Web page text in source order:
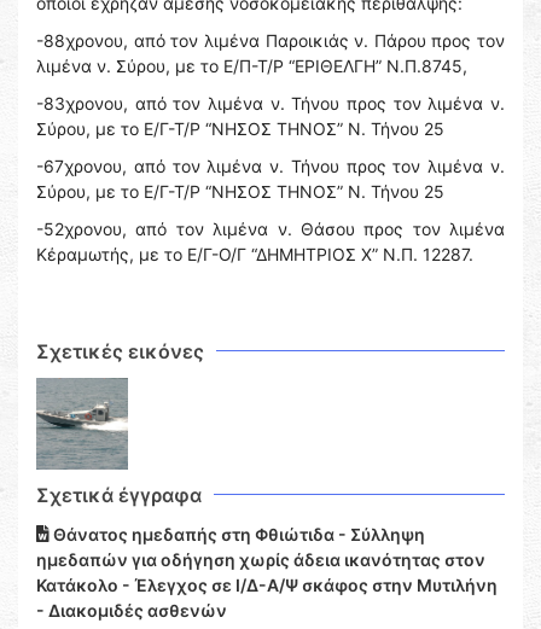
-88χρονου, από τον λιμένα Παροικιάς ν. Πάρου προς τον
λιμένα ν. Σύρου, με το Ε/Π-Τ/Ρ “ΕΡΙΘΕΛΓΗ” Ν.Π.8745,
-83χρονου, από τον λιμένα ν. Τήνου προς τον λιμένα ν.
Σύρου, με το Ε/Γ-Τ/Ρ “ΝΗΣΟΣ ΤΗΝΟΣ” Ν. Τήνου 25
-67χρονου, από τον λιμένα ν. Τήνου προς τον λιμένα ν.
Σύρου, με το Ε/Γ-Τ/Ρ “ΝΗΣΟΣ ΤΗΝΟΣ” Ν. Τήνου 25
-52χρονου, από τον λιμένα ν. Θάσου προς τον λιμένα
Κέραμωτής, με το Ε/Γ-Ο/Γ “ΔΗΜΗΤΡΙΟΣ Χ” Ν.Π. 12287.
Σχετικές εικόνες
Σχετικά έγγραφα
Θάνατος ημεδαπής στη Φθιώτιδα - Σύλληψη
ημεδαπών για οδήγηση χωρίς άδεια ικανότητας στον
Κατάκολο - Έλεγχος σε Ι/Δ-Α/Ψ σκάφος στην Μυτιλήνη
- Διακομιδές ασθενών